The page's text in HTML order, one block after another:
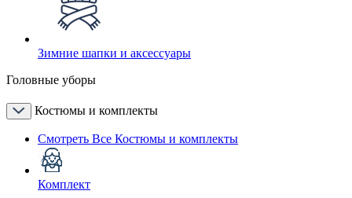
Зимние шапки и аксессуары
Головные уборы
Костюмы и комплекты
Смотреть Все Костюмы и комплекты
Комплект